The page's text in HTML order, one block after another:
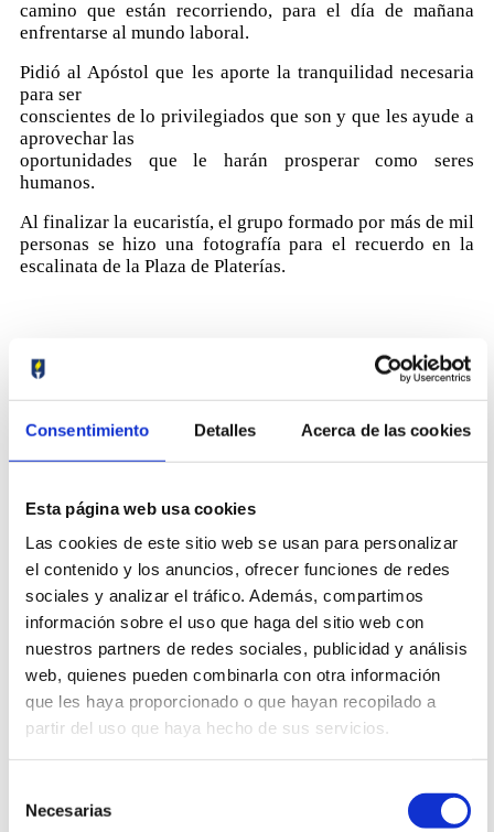
Consentimiento Detalles Acerca de las cookies
Esta página web usa cookies
Las cookies de este sitio web se usan para personalizar
el contenido y los anuncios, ofrecer funciones de redes
sociales y analizar el tráfico. Además, compartimos
información sobre el uso que haga del sitio web con
nuestros partners de redes sociales, publicidad y análisis
web, quienes pueden combinarla con otra información
que les haya proporcionado o que hayan recopilado a
partir del uso que haya hecho de sus servicios.
Necesarias
camino que están recorriendo, para el día de mañana
enfrentarse al mundo laboral.
Pidió al Apóstol que les aporte la tranquilidad necesaria
para ser
conscientes de lo privilegiados que son y que les ayude a
aprovechar las
oportunidades que le harán prosperar como seres
humanos.
Al finalizar la eucaristía, el grupo formado por más de mil
personas se hizo una fotografía para el recuerdo en la
escalinata de la Plaza de Platerías.
octubre 17, 2025
Literarios Minerva na súa edición
La promoción 1968-1975 del Colegio M. Peleteiro
celebró sus bodas de oro
julio 8, 2025
La promoción 1968-1975 del Colegio M. Peleteiro celebró sus bodas de
orUn total de 64 exalumnos de la promoción 1968-1975 del Colegio M.
Peleteiro conmemoró